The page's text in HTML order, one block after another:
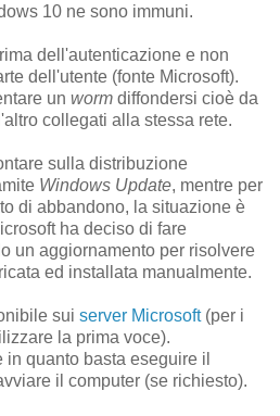
10 ne sono immuni.
dell'autenticazione e non
dell'utente (fonte Microsoft).
un worm diffondersi cioè da
collegati alla stessa rete.
sulla distribuzione
Windows Update, mentre per
di abbandono, la situazione è
ha deciso di fare
un aggiornamento per risolvere
ed installata manualmente.
sui server Microsoft(per i
la prima voce).
quanto basta eseguire il
il computer (se richiesto).